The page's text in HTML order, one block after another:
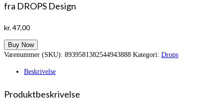
fra DROPS Design
kr.47,00
Buy Now
Varenummer (SKU): 8939581382544943888 Kategori: Drops
Beskrivelse
Produktbeskrivelse